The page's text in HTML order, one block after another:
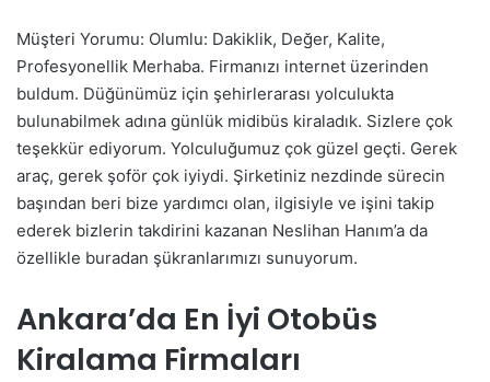
Müşteri Yorumu: Olumlu: Dakiklik, Değer, Kalite,
Profesyonellik Merhaba. Firmanızı internet üzerinden
buldum. Düğünümüz için şehirlerarası yolculukta
bulunabilmek adına günlük midibüs kiraladık. Sizlere çok
teşekkür ediyorum. Yolculuğumuz çok güzel geçti. Gerek
araç, gerek şoför çok iyiydi. Şirketiniz nezdinde sürecin
başından beri bize yardımcı olan, ilgisiyle ve işini takip
ederek bizlerin takdirini kazanan Neslihan Hanım’a da
özellikle buradan şükranlarımızı sunuyorum.
Ankara’da En İyi Otobüs
Kiralama Firmaları